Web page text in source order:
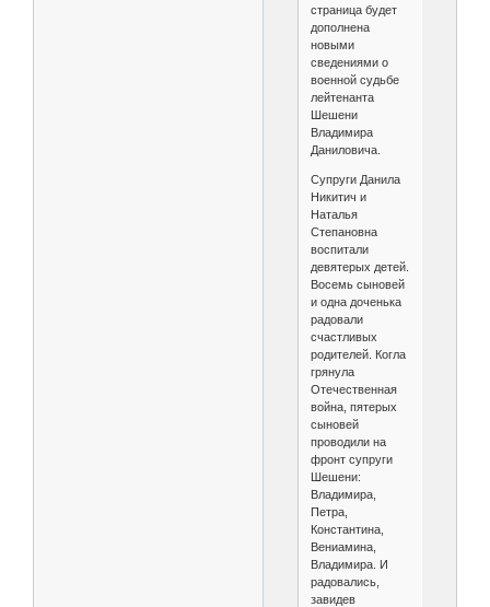
страница будет
дополнена
новыми
сведениями о
военной судьбе
лейтенанта
Шешени
Владимира
Даниловича.
Супруги Данила
Никитич и
Наталья
Степановна
воспитали
девятерых детей.
Восемь сыновей
и одна доченька
радовали
счастливых
родителей. Когла
грянула
Отечественная
война, пятерых
сыновей
проводили на
фронт супруги
Шешени:
Владимира,
Петра,
Константина,
Вениамина,
Владимира. И
радовались,
завидев